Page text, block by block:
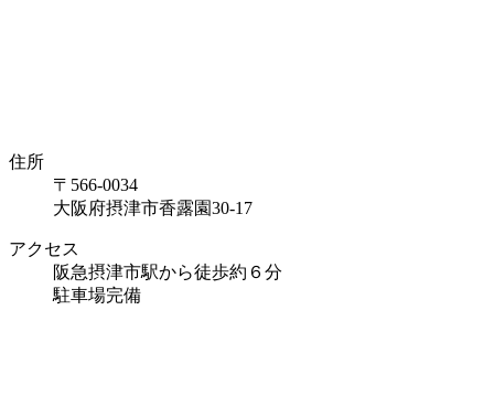
住所
〒566-0034
大阪府摂津市香露園30-17
アクセス
阪急摂津市駅から徒歩約６分
駐車場完備